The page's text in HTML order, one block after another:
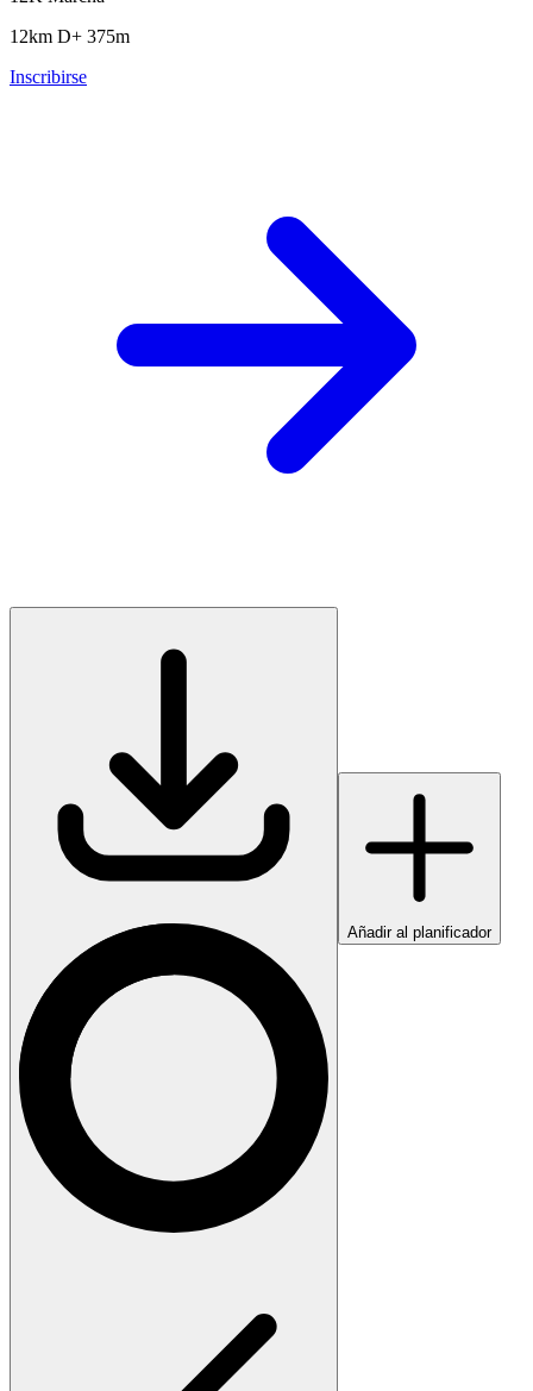
12km D+ 375m
Inscribirse
Añadir al planificador